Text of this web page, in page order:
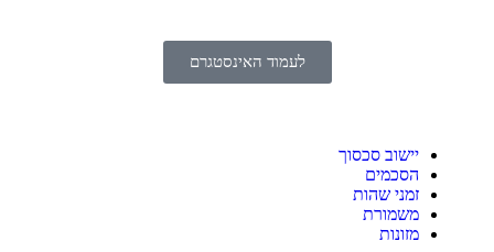
לעמוד האינסטגרם
יישוב סכסוך
הסכמים
זמני שהות
משמורת
מזונות